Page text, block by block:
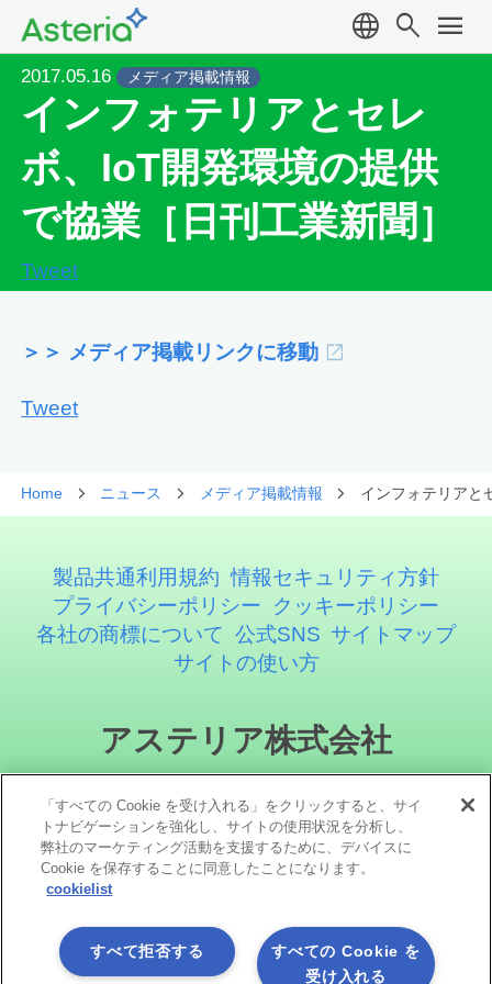
language search menu
2017.05.16 メディア掲載情報
インフォテリアとセレ
ボ、IoT開発環境の提供
で協業［日刊工業新聞］
Tweet
＞＞ メディア掲載リンクに移動
Tweet
Home ニュース メディア掲載情報 インフォテリアと
製品共通利用規約 情報セキュリティ方針
プライバシーポリシー
クッキーポリシー
各社の商標について 公式SNS サイトマップ
サイトの使い方
アステリア株式会社
ソーシャルメディア
「すべての Cookie を受け入れる」をクリックすると、サイ
トナビゲーションを強化し、サイトの使用状況を分析し、
弊社のマーケティング活動を支援するために、デバイスに
Cookie を保存することに同意したことになります。
cookielist
すべての Cookie を
受け入れる
すべて拒否する